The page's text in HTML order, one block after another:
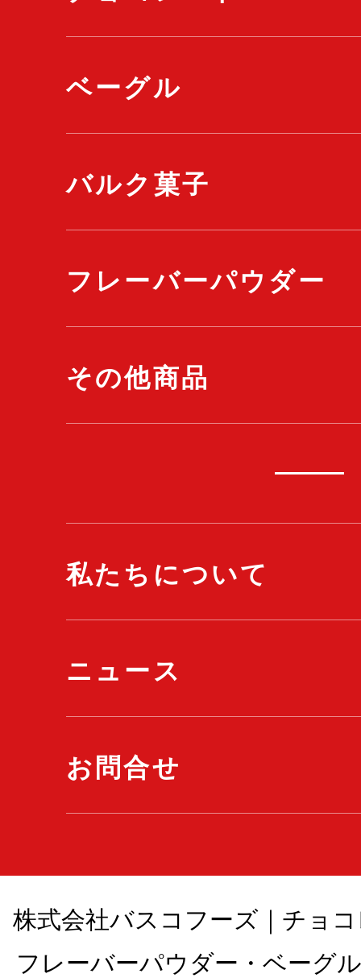
ベーグル
バルク菓子
フレーバーパウダー
その他商品
私たちについて
ニュース
お問合せ
株式会社バスコフーズ｜チョ
フレーバーパウダー・ベーグ